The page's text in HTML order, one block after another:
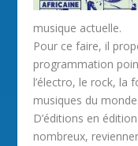
musique actuelle.
Pour ce faire, il
programmation
l’électro, le rock, la
musiques du monde.
D’éditions en
nombreux,